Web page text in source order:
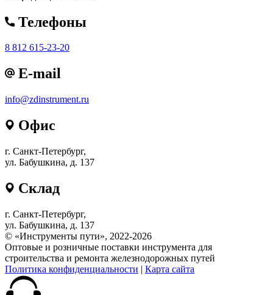
Телефоны
8 812 615-23-20
E-mail
info@zdinstrument.ru
Офис
г. Санкт-Петербург,
ул. Бабушкина, д. 137
Склад
г. Санкт-Петербург,
ул. Бабушкина, д. 137
© «Инструменты пути», 2022-2026
Оптовые и розничные поставки инструмента для
строительства и ремонта железнодорожных путей
Политика конфиденциальности | Карта сайта